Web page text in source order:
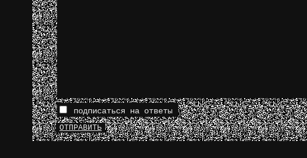
подписаться на ответы